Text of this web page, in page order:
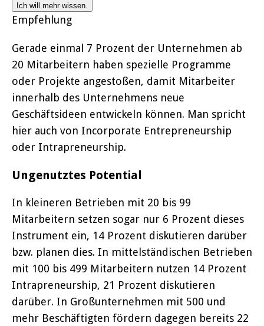
Ich will mehr wissen.
Empfehlung
Gerade einmal 7 Prozent der Unternehmen ab
20 Mitarbeitern haben spezielle Programme
oder Projekte angestoßen, damit Mitarbeiter
innerhalb des Unternehmens neue
Geschäftsideen entwickeln können. Man spricht
hier auch von Incorporate Entrepreneurship
oder Intrapreneurship.
Ungenutztes Potential
In kleineren Betrieben mit 20 bis 99
Mitarbeitern setzen sogar nur 6 Prozent dieses
Instrument ein, 14 Prozent diskutieren darüber
bzw. planen dies. In mittelständischen Betrieben
mit 100 bis 499 Mitarbeitern nutzen 14 Prozent
Intrapreneurship, 21 Prozent diskutieren
darüber. In Großunternehmen mit 500 und
mehr Beschäftigten fördern dagegen bereits 22